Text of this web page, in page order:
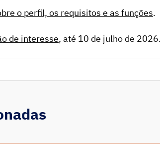
o perfil, os requisitos e as funções.
de interesse, até 10 de julho de 2026.